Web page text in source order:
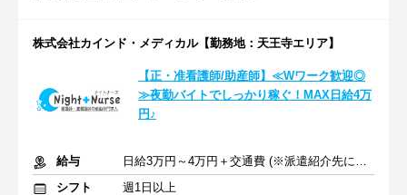
株式会社カインド・メディカル【勤務地：天王寺エリア】
【正・准看護師/助産師】≪Wワーク歓迎◎
≫夜勤バイトでしっかり稼ぐ！MAX日給4万
円♪
給与
日給3万円～4万円＋交通費 (※派遣紹介先により異なる)
シフト
週1日以上